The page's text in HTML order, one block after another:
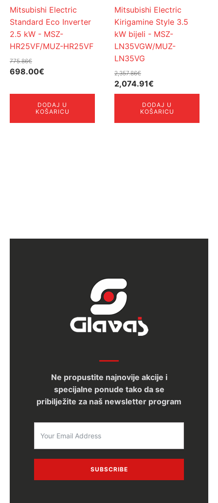
Mitsubishi Electric
Standard Eco Inverter
2.5 kW - MSZ-
HR25VF/MUZ-HR25VF
775.86€
Izvorna
bila
698.00€
je:
698.00€.
DODAJ U
KOŠARICU
Mitsubishi Electric
Kirigamine Style 3.5
kW bijeli - MSZ-
LN35VGW/MUZ-
LN35VG
2,357.86€
Izvorna
cijena
2,074.91€
cijena
je:
DODAJ U
KOŠARICU
Ne propustite najnovije akcije i
specijalne ponude tako da se
pribilježite za naš newsletter program
SUBSCRIBE